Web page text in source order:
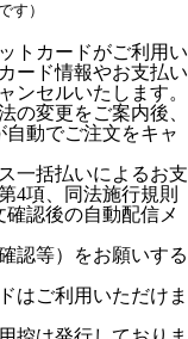
す）
トカードがご利用い
ード情報やお支払い
ンセルいたします。
の変更をご案内後、
動でご注文をキャ
一括払いによるお支
4項、同法施行規則
認後の自動配信メ
認等）をお願いする
はご利用いただけま